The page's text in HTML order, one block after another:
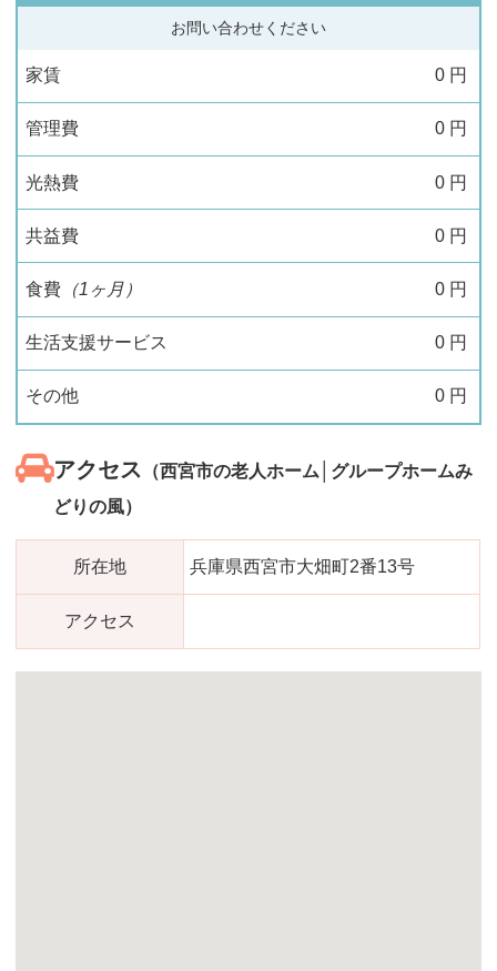
お問い合わせください
家賃 0 円
管理費 0 円
光熱費 0 円
共益費 0 円
食費（1ヶ月） 0 円
生活支援サービス 0 円
その他 0 円
アクセス
（西宮市の老人ホーム│グループホームみ
どりの風）
所在地 兵庫県西宮市大畑町2番13号
アクセス